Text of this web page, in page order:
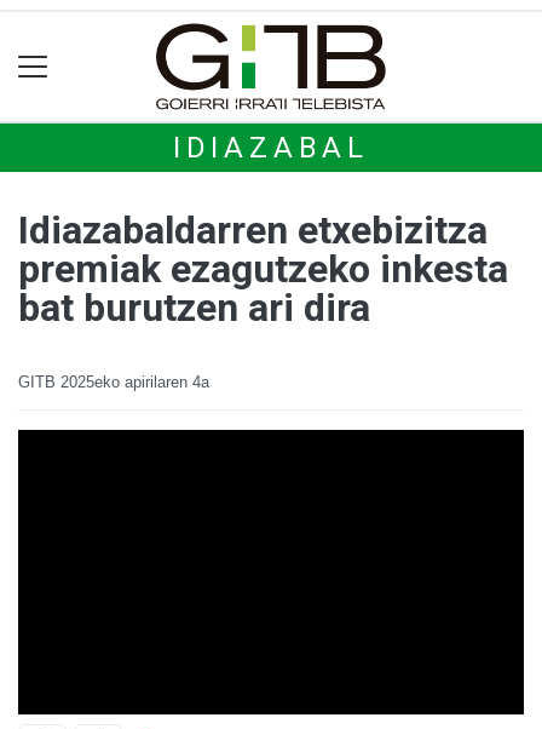
IDIAZABAL
Idiazabaldarren etxebizitza
premiak ezagutzeko inkesta
bat burutzen ari dira
GITB 2025eko apirilaren 4a